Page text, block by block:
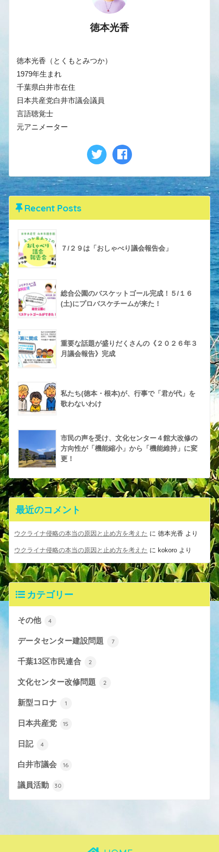
徳本光香
徳本光香（とくもとみつか）
1979年生まれ
千葉県白井市在住
日本共産党白井市議会議員
言語聴覚士
元アニメーター
Recent Posts
７/２９は「おしゃべり議会報告会」
総合公園のバスケットゴール完成！５/１６
(土)にプロバスケチームが来た！
重要な話題が盛りだくさんの《２０２６年３
月議会報告》完成
私たち(徳本・根本)が、行事で「君が代」を
歌わないわけ
市民の声を受け、文化センター４館大改修の
方向性が「機能縮小」から「機能維持」に変
更！
最近のコメント
ウクライナ侵略の本当の原因と止め方を考えた に 徳本光香 より
ウクライナ侵略の本当の原因と止め方を考えた に kokoroより
カテゴリー
その他 4
データセンター建設問題 7
千葉13区市民連合 2
文化センター改修問題 2
新型コロナ 1
日本共産党 15
日記 4
白井市議会 16
議員活動 30